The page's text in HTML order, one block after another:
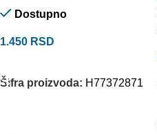
Dostupno
1.450 RSD
Šifra proizvoda: H77372871